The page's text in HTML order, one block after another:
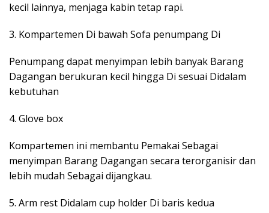
kecil lainnya, menjaga kabin tetap rapi.
3. Kompartemen Di bawah Sofa penumpang Di
Penumpang dapat menyimpan lebih banyak Barang
Dagangan berukuran kecil hingga Di sesuai Didalam
kebutuhan
4. Glove box
Kompartemen ini membantu Pemakai Sebagai
menyimpan Barang Dagangan secara terorganisir dan
lebih mudah Sebagai dijangkau.
5. Arm rest Didalam cup holder Di baris kedua